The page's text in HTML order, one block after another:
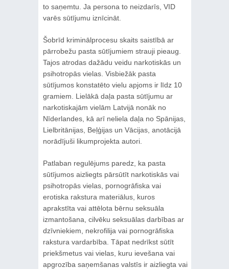
to saņemtu. Ja persona to neizdarīs, VID
varēs sūtījumu iznīcināt.
Šobrīd kriminālprocesu skaits saistībā ar
pārrobežu pasta sūtījumiem strauji pieaug.
Tajos atrodas dažādu veidu narkotiskās un
psihotropās vielas. Visbiežāk pasta
sūtījumos konstatēto vielu apjoms ir līdz 10
gramiem. Lielākā daļa pasta sūtījumu ar
narkotiskajām vielām Latvijā nonāk no
Nīderlandes, kā arī neliela daļa no Spānijas,
Lielbritānijas, Beļģijas un Vācijas, anotācijā
norādījuši likumprojekta autori.
Patlaban regulējums paredz, ka pasta
sūtījumos aizliegts pārsūtīt narkotiskās vai
psihotropās vielas, pornogrāfiska vai
erotiska rakstura materiālus, kuros
aprakstīta vai attēlota bērnu seksuāla
izmantošana, cilvēku seksuālas darbības ar
dzīvniekiem, nekrofilija vai pornogrāfiska
rakstura vardarbība. Tāpat nedrīkst sūtīt
priekšmetus vai vielas, kuru ievešana vai
apgrozība saņemšanas valstīs ir aizliegta vai